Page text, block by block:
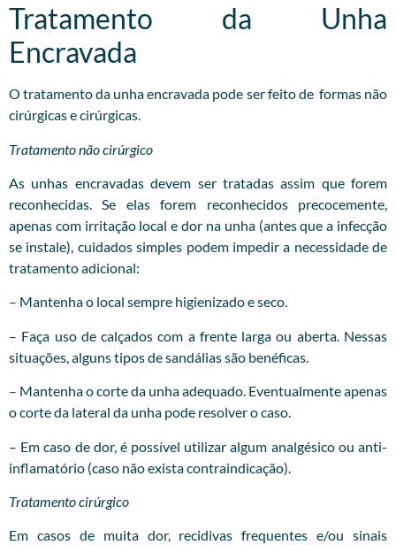
Tratamento da Unha
Encravada
O tratamento da unha encravada pode ser feito de formas não
cirúrgicas e cirúrgicas.
Tratamento não cirúrgico
As unhas encravadas devem ser tratadas assim que forem
reconhecidas. Se elas forem reconhecidos precocemente,
apenas com irritação local e dor na unha (antes que a infecção
se instale), cuidados simples podem impedir a necessidade de
tratamento adicional:
– Mantenha o local sempre higienizado e seco.
– Faça uso de calçados com a frente larga ou aberta. Nessas
situações, alguns tipos de sandálias são benéficas.
– Mantenha o corte da unha adequado. Eventualmente apenas
o corte da lateral da unha pode resolver o caso.
– Em caso de dor, é possível utilizar algum analgésico ou anti-
inflamatório (caso não exista contraindicação).
Tratamento cirúrgico
Em casos de muita dor, recidivas frequentes e/ou sinais